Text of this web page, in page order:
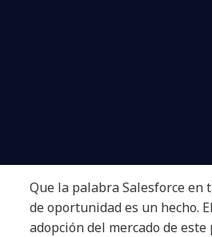
Que la palabra Salesforce en
de oportunidad es un hecho.
adopción del mercado de este